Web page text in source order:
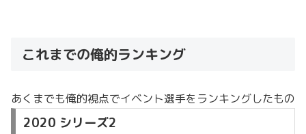
これまでの俺的ランキング
あくまでも俺的視点でイベント選手をランキングしたもの
2020 シリーズ2